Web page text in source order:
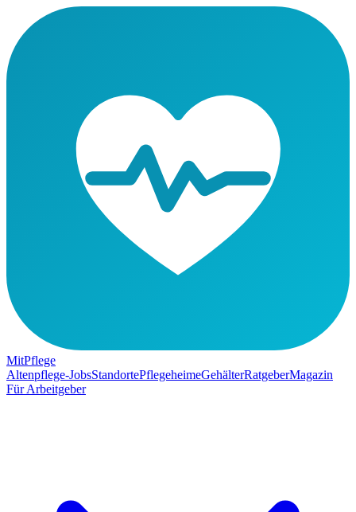
MitPflege
Altenpflege-JobsStandortePflegeheimeGehälterRatgeberMagazin
Für Arbeitgeber